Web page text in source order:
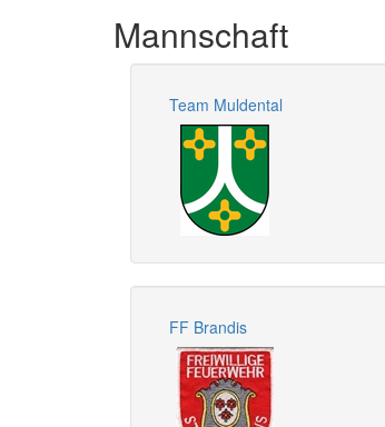
Mannschaft
Team Muldental
FF Brandis